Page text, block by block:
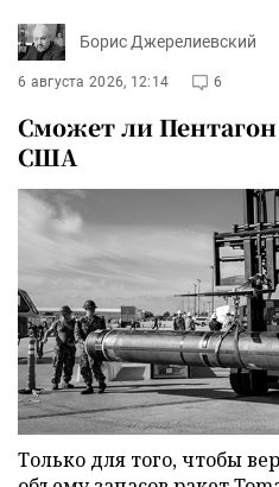
Борис Джерелиевский
6 августа 2026, 12:14 6
Сможет ли
США
Только для того, чтобы